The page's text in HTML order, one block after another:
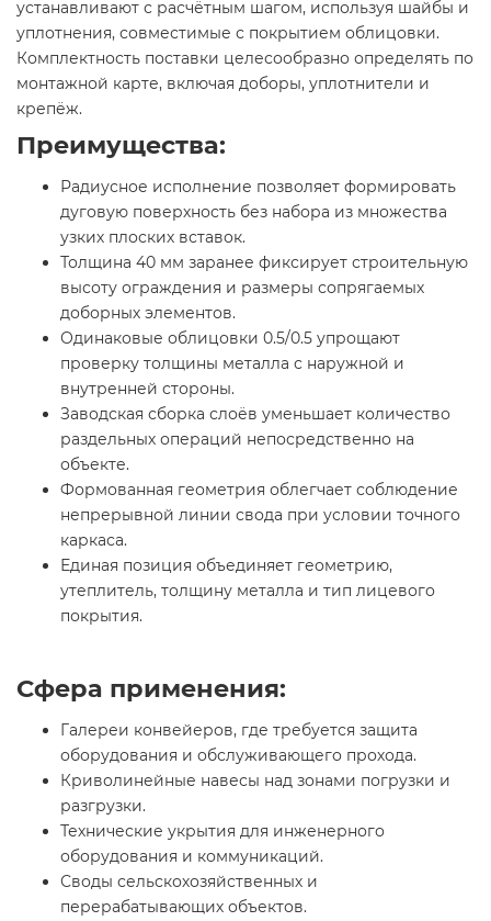
устанавливают с расчётным шагом, используя шайбы и
уплотнения, совместимые с покрытием облицовки.
Комплектность поставки целесообразно определять по
монтажной карте, включая доборы, уплотнители и
крепёж.
Преимущества:
Радиусное исполнение позволяет формировать
дуговую поверхность без набора из множества
узких плоских вставок.
Толщина 40 мм заранее фиксирует строительную
высоту ограждения и размеры сопрягаемых
доборных элементов.
Одинаковые облицовки 0.5/0.5 упрощают
проверку толщины металла с наружной и
внутренней стороны.
Заводская сборка слоёв уменьшает количество
раздельных операций непосредственно на
объекте.
Формованная геометрия облегчает соблюдение
непрерывной линии свода при условии точного
каркаса.
Единая позиция объединяет геометрию,
утеплитель, толщину металла и тип лицевого
покрытия.
Сфера применения:
Галереи конвейеров, где требуется защита
оборудования и обслуживающего прохода.
Криволинейные навесы над зонами погрузки и
разгрузки.
Технические укрытия для инженерного
оборудования и коммуникаций.
Своды сельскохозяйственных и
перерабатывающих объектов.